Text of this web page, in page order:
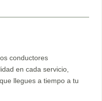
conductores
en cada servicio,
llegues a tiempo a tu